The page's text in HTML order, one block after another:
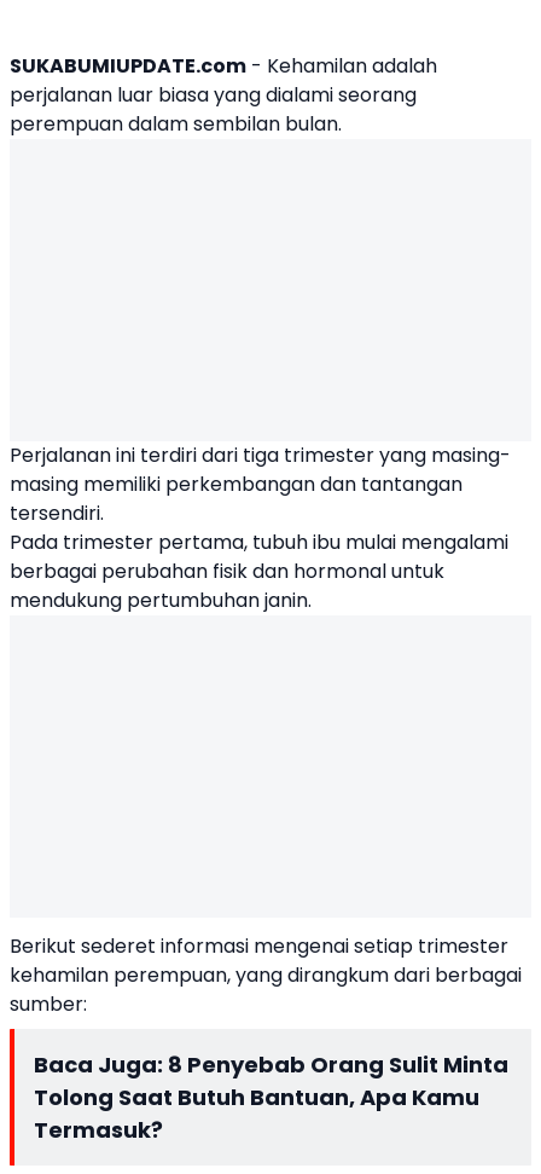
SUKABUMIUPDATE.com - Kehamilan adalah
perjalanan luar biasa yang dialami seorang
perempuan dalam sembilan bulan.
Perjalanan ini terdiri dari tiga trimester yang masing-
masing memiliki perkembangan dan tantangan
tersendiri.
Pada trimester pertama, tubuh ibu mulai mengalami
berbagai perubahan fisik dan hormonal untuk
mendukung pertumbuhan janin.
Berikut sederet informasi mengenai setiap trimester
kehamilan perempuan, yang dirangkum dari berbagai
sumber:
Baca Juga: 8 Penyebab Orang Sulit Minta
Tolong Saat Butuh Bantuan, Apa Kamu
Termasuk?